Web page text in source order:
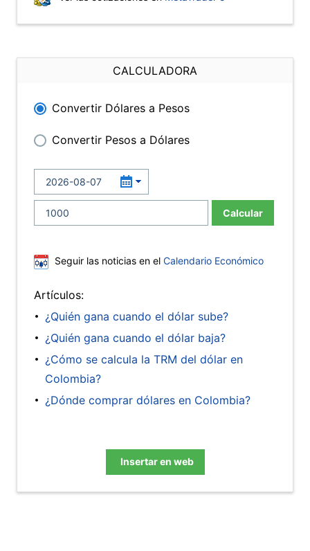
CALCULADORA
Convertir Dólares a Pesos
Convertir Pesos a Dólares
Calcular
Seguir las noticias en el Calendario Económico
Artículos:
¿Quién gana cuando el dólar sube?
¿Quién gana cuando el dólar baja?
¿Cómo se calcula la TRM del dólar en
Colombia?
¿Dónde comprar dólares en Colombia?
Insertar en web